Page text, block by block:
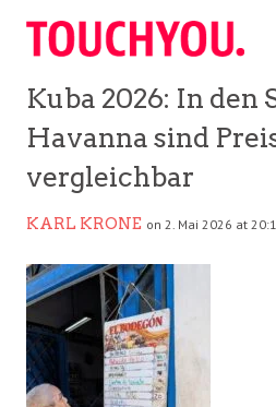
Kuba 2026: In den
Havanna sind
vergleichbar
KARL KRONE on 2. Mai 2026 at